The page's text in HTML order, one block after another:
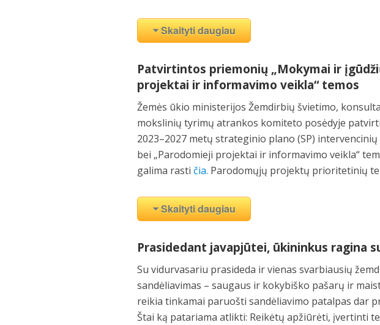
Skaityti daugiau
Patvirtintos priemonių „Mokymai ir
projektai ir informavimo veikla“ temos
Žemės ūkio ministerijos Žemdirbių švietimo,
mokslinių tyrimų atrankos komiteto posėdyje
2023–2027 metų strateginio plano (SP)
bei „Parodomieji projektai ir informavimo veikla“
galima rasti čia. Parodomųjų projektų prioritetinių
Skaityti daugiau
Prasidedant javapjūtei, ūkininkus ragina
Su vidurvasariu prasideda ir vienas svarbiausių
sandėliavimas – saugaus ir kokybiško pašarų ir
reikia tinkamai paruošti sandėliavimo patalpas dar
Štai ką patariama atlikti: Reikėtų apžiūrėti, įvertinti